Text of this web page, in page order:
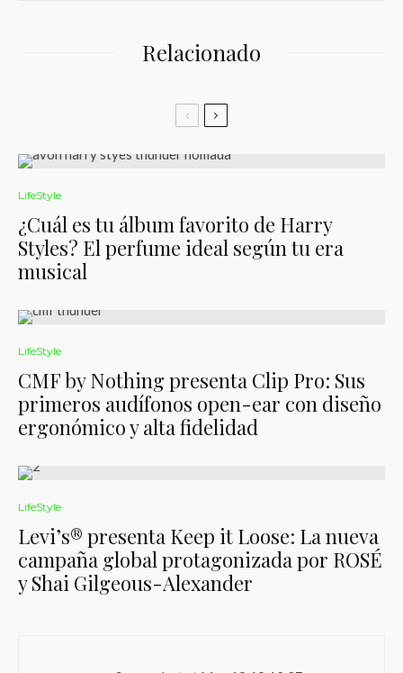
Relacionado
LifeStyle
¿Cuál es tu álbum favorito de Harry
Styles? El perfume ideal según tu era
musical
LifeStyle
CMF by Nothing presenta Clip Pro: Sus
primeros audífonos open-ear con diseño
ergonómico y alta fidelidad
LifeStyle
Levi’s® presenta Keep it Loose: La nueva
campaña global protagonizada por ROSÉ
y Shai Gilgeous-Alexander